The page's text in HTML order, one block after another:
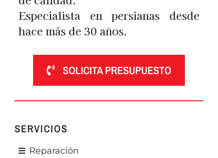
Especialista en persianas desde
hace más de 30 años.
SOLICITA PRESUPUESTO
SERVICIOS
Reparación